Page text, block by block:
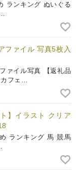
ランキング ぬいぐる
ファイル 写真5枚入
ァイル写真 【返礼品
カフェ…
】イラスト クリア
ランキング 馬 競馬